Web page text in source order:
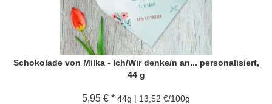
Schokolade von Milka - Ich/Wir denke/n an... personalisiert,
44 g
5,95 € * 44g | 13,52 €/100g